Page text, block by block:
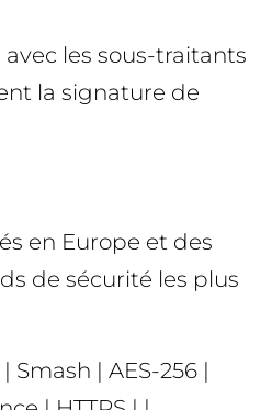
les sous-traitants
la signature de
en Europe et des
de sécurité les plus
| AES-256 |